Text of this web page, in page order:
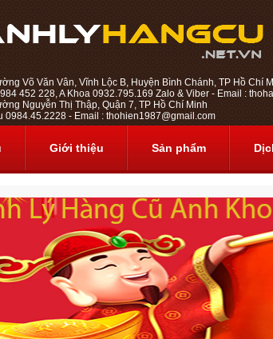
Võ Văn Vân, Vĩnh Lộc B, Huyện Bình Chánh, TP Hồ Chí
452 228, A Khoa 0932.795.169 Zalo & Viber - Email :
Nguyễn Thị Thập, Quận 7, TP Hồ Chí Minh
0984.45.2228 - Email : thohien1987@gmail.com
Giới thiệu Sản phẩm